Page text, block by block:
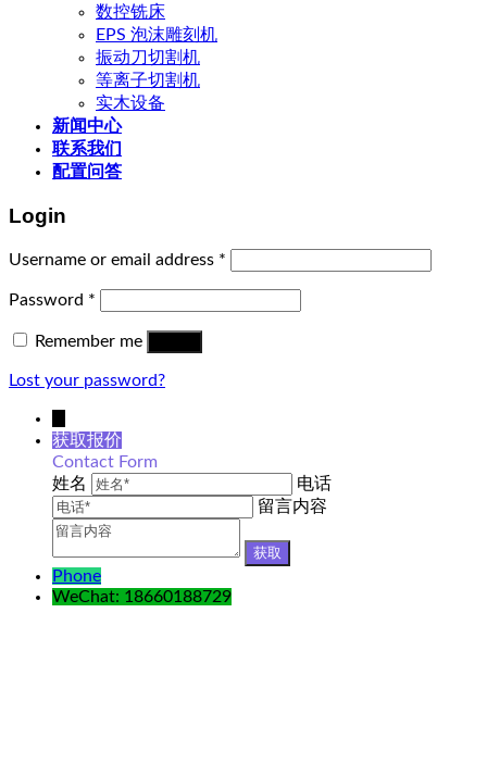
数控铣床
EPS 泡沫雕刻机
振动刀切割机
等离子切割机
实木设备
新闻中心
联系我们
配置问答
Login
Username or email address *
Password *
Remember me
Lost your password?
获取报价
Contact Form
姓名
电话
留言内容
Phone
WeChat: 18660188729